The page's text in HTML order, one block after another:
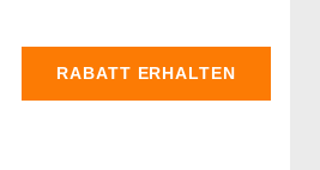
RABATT ERHALTEN